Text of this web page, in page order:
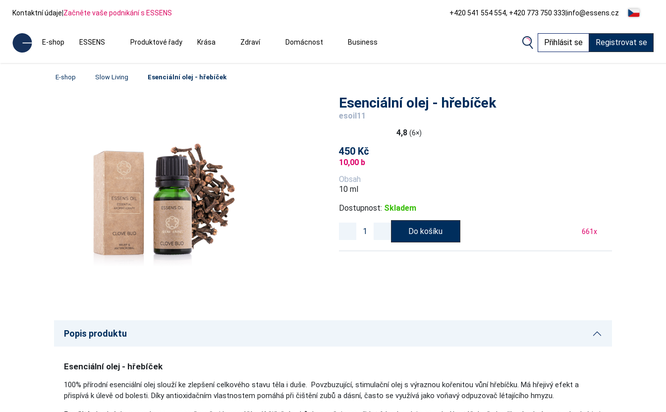
Kontaktní údaje|Začněte vaše podnikání s ESSENS +420 541 554 554, +420 773 750 333|info@essens.cz
E-shop ESSENS Produktové řady Krása Zdraví Domácnost Business Přihlásit se Registrovat se
E-shop Slow Living Esenciální olej - hřebíček
Esenciální olej - hřebíček
esoil11
4,8 (6×)
450 Kč
10,00 b
Obsah
10 ml
Dostupnost: Skladem
Do košíku 661x
Popis produktu
Esenciální olej - hřebíček
100% přírodní esenciální olej slouží ke zlepšení celkového stavu těla i duše. Povzbuzující, stimulační olej s výraznou kořenitou vůní hřebíčku. Má hřejivý efekt a
přispívá k úlevě od bolesti. Díky antioxidačním vlastnostem pomáhá při čištění zubů a dásní, často se využívá jako voňavý odpuzovač létajícího hmyzu.